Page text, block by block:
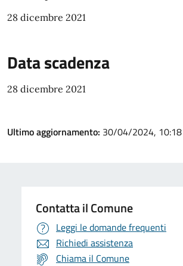
28 dicembre 2021
Data scadenza
28 dicembre 2021
Ultimo aggiornamento: 30/04/2024, 10:18
Contatta il Comune
Leggi le domande frequenti
Richiedi assistenza
Chiama il Comune